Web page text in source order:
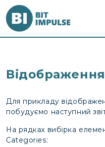
Відображення
Для прикладу
побудуємо наступний
На рядках вибірка
Categories: